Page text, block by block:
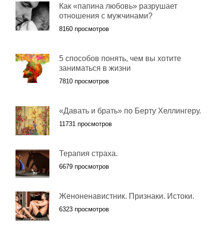
Как «папина любовь» разрушает
отношения с мужчинами?
8160 просмотров
5 способов понять, чем вы хотите
заниматься в жизни
7810 просмотров
«Давать и брать» по Берту Хеллингеру.
11731 просмотров
Терапия страха.
6679 просмотров
Женоненавистник. Признаки. Истоки.
6323 просмотров